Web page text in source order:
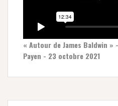
« Autour de James Baldwin »
Payen - 23 octobre 2021